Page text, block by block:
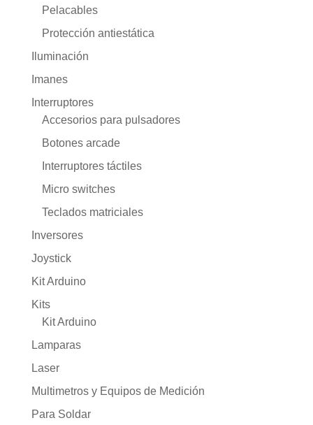
Pelacables
Protección antiestática
Iluminación
Imanes
Interruptores
Accesorios para pulsadores
Botones arcade
Interruptores táctiles
Micro switches
Teclados matriciales
Inversores
Joystick
Kit Arduino
Kits
Kit Arduino
Lamparas
Laser
Multimetros y Equipos de Medición
Para Soldar